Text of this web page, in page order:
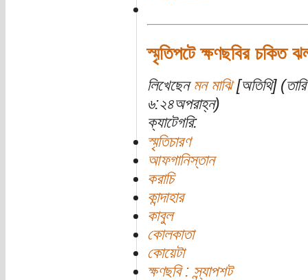
স্মৃতিপটে ক্ষণছবির চকিত
লিখেছেন মন মাঝি[অতিথি]
৬:২৪অপরাহ্ন)
ক্যাটেগরি:
স্মৃতিচারণ
আফগানিস্তান
করাচি
কান্দাহার
কাবুল
কোলকাতা
কোয়েটা
ক্ষণছবি : স্ন্যাপশট